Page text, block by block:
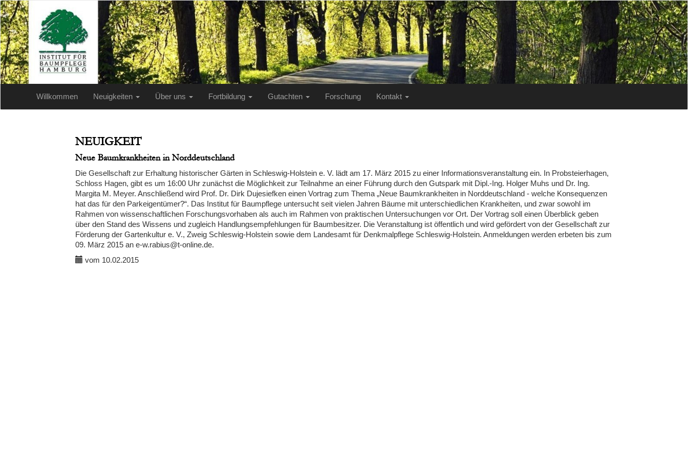
Willkommen Neuigkeiten Über uns Fortbildung Gutachten Forschung Kontakt
NEUIGKEIT
Neue Baumkrankheiten in Norddeutschland
Die Gesellschaft zur Erhaltung historischer Gärten in Schleswig-Holstein e. V. lädt am 17. März 2015 zu einer Informationsveranstaltung ein. In Probsteierhagen,
Schloss Hagen, gibt es um 16:00 Uhr zunächst die Möglichkeit zur Teilnahme an einer Führung durch den Gutspark mit Dipl.-Ing. Holger Muhs und Dr. Ing.
Margita M. Meyer. Anschließend wird Prof. Dr. Dirk Dujesiefken einen Vortrag zum Thema „Neue Baumkrankheiten in Norddeutschland - welche Konsequenzen
hat das für den Parkeigentümer?“. Das Institut für Baumpflege untersucht seit vielen Jahren Bäume mit unterschiedlichen Krankheiten, und zwar sowohl im
Rahmen von wissenschaftlichen Forschungsvorhaben als auch im Rahmen von praktischen Untersuchungen vor Ort. Der Vortrag soll einen Überblick geben
über den Stand des Wissens und zugleich Handlungsempfehlungen für Baumbesitzer. Die Veranstaltung ist öffentlich und wird gefördert von der Gesellschaft zur
Förderung der Gartenkultur e. V., Zweig Schleswig-Holstein sowie dem Landesamt für Denkmalpflege Schleswig-Holstein. Anmeldungen werden erbeten bis zum
09. März 2015 an e-w.rabius@t-online.de.
vom 10.02.2015